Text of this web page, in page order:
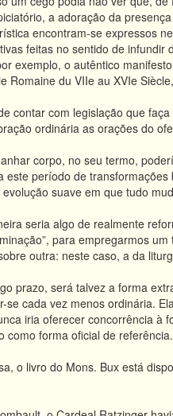
a adoração da
encontram-se expressos
feitas no sentido de
exemplo, o autêntico
Romaine du VIIe au XVIe
contar com legislação que
ordinária as orações do
corpo, no seu termo,
período de
suave em que tudo
seria algo de realmente
para empregarmos
outra: neste caso, a da
prazo, será talvez a forma
cada vez menos ordinária.
iria oferecer concorrência
como forma oficial de referência.
o livro do Mons. Bux está